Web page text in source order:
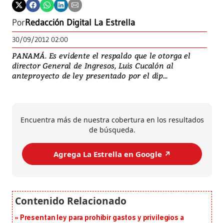
PorRedacción Digital La Estrella
30/09/2012 02:00
PANAMÁ. Es evidente el respaldo que le otorga el
director General de Ingresos, Luis Cucalón al
anteproyecto de ley presentado por el dip...
Encuentra más de nuestra cobertura en los resultados
de búsqueda.
Agrega La Estrella en Google ↗️
Presentan ley para prohibir gastos y privilegios a